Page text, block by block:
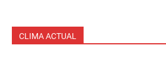
CLIMA ACTUAL